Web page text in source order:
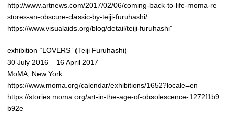
http://www.artnews.com/2017/02/06/coming-back-to-life-moma-re
stores-an-obscure-classic-by-teiji-furuhashi/
https://www.visualaids.org/blog/detail/teiji-furuhashi”
exhibition “LOVERS” (Teiji Furuhashi)
30 July 2016 – 16 April 2017
MoMA, New York
https://www.moma.org/calendar/exhibitions/1652?locale=en
https://stories.moma.org/art-in-the-age-of-obsolescence-1272f1b9
b92e